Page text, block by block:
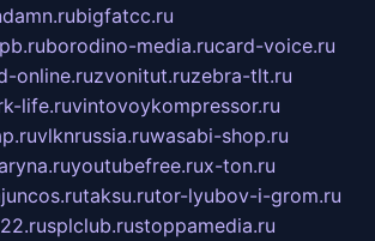
bigfatcc.ru
borodino-media.rucard-voice.ru
online.ruzvonitut.ruzebra-tlt.ru
life.ruvintovoykompressor.ru
vlknrussia.ruwasabi-shop.ru
youtubefree.rux-ton.ru
taksu.rutor-lyubov-i-grom.ru
splclub.rustoppamedia.ru